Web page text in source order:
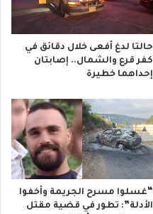
حالتا لدغ أفعى خلال دقائق في
كفر قرع والشمال.. إصابتان
إحداهما خطيرة
“غسلوا مسرح الجريمة وأخفوا
الأدلة”: تطور في قضية مقتل